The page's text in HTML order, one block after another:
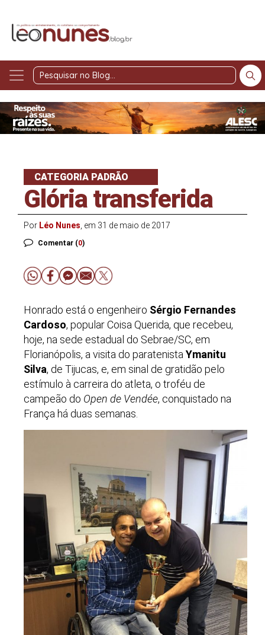
Pesquisar
Blog
CATEGORIA PADRÃO
Glória transferida
Por Léo Nunes , em 31 de maio de 2017
Comentar (0)
Honrado está o engenheiro Sérgio Fernandes
Cardoso, popular Coisa Querida, que recebeu,
hoje, na sede estadual do Sebrae/SC, em
Florianópolis, a visita do paratenista Ymanitu
Silva, de Tijucas, e, em sinal de gratidão pelo
estímulo à carreira do atleta, o troféu de
campeão do Open de Vendée, conquistado na
França há duas semanas.